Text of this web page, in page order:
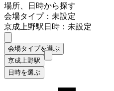
場所、日時から探す
会場タイプ：未設定
京成上野駅日時：未設定
会場タイプを選ぶ
京成上野駅
日時を選ぶ